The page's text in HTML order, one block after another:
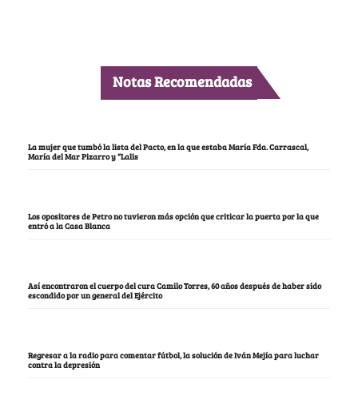
Notas Recomendadas
La mujer que tumbó la lista del Pacto, en la que estaba María Fda. Carrascal,
María del Mar Pizarro y “Lalis
Los opositores de Petro no tuvieron más opción que criticar la puerta por la que
entró a la Casa Blanca
Así encontraron el cuerpo del cura Camilo Torres, 60 años después de haber sido
escondido por un general del Ejército
Regresar a la radio para comentar fútbol, la solución de Iván Mejía para luchar
contra la depresión